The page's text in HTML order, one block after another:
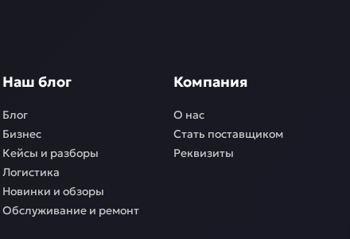
Наш блог
Блог
Бизнес
Кейсы и разборы
Логистика
Новинки и обзоры
Обслуживание и ремонт
Компания
О нас
Стать поставщиком
Реквизиты